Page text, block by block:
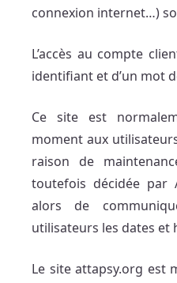
connexion internet…)
L’accès au compte
identifiant et d’un mot
Ce site est
moment aux
raison de
toutefois décidée par
alors de
utilisateurs les dates et
Le site attapsy.org est